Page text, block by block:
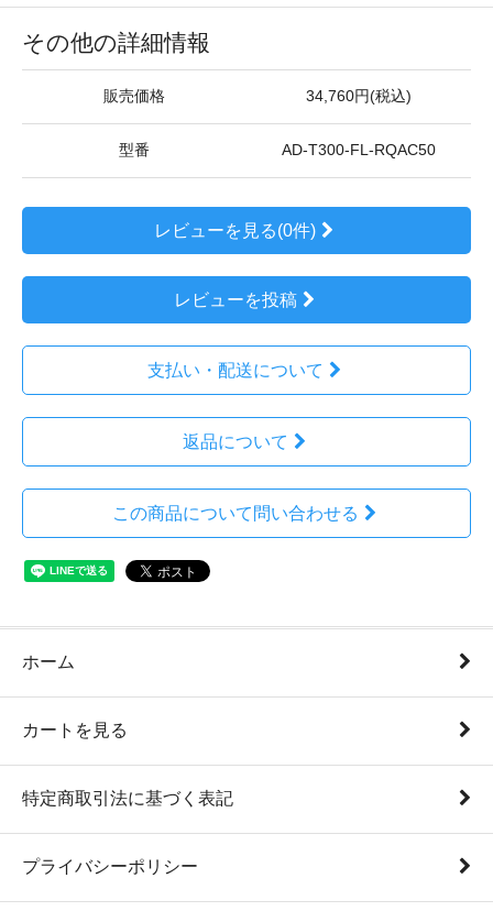
その他の詳細情報
販売価格 34,760円(税込)
型番 AD-T300-FL-RQAC50
レビューを見る(0件)
レビューを投稿
支払い・配送について
返品について
この商品について問い合わせる
ホーム
カートを見る
特定商取引法に基づく表記
プライバシーポリシー